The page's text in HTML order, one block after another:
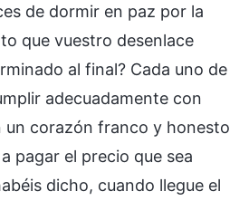
de dormir en paz por la
que vuestro desenlace
al final? Cada uno de
adecuadamente con
un corazón franco y honesto
pagar el precio que sea
dicho, cuando llegue el